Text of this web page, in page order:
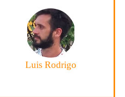
Luis Rodrigo